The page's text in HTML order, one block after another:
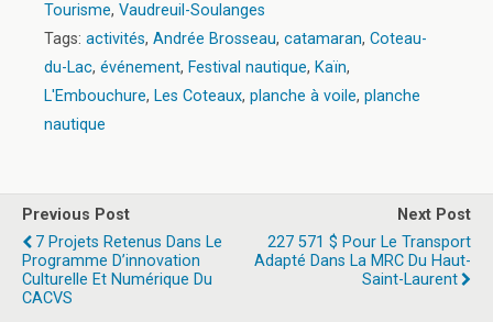
Tourisme, Vaudreuil-Soulanges
Tags: activités, Andrée Brosseau, catamaran, Coteau-
du-Lac, événement, Festival nautique, Kaïn,
L'Embouchure, Les Coteaux, planche à voile, planche
nautique
Previous Post
7 Projets Retenus Dans Le
Programme D’innovation
Culturelle Et Numérique Du
CACVS
Next Post
227 571 $ Pour Le Transport
Adapté Dans La MRC Du Haut-
Saint-Laurent